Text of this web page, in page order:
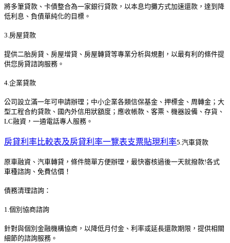
將多筆貸款、卡債整合為一家銀行貸款，以本息均攤方式加速還款，達到降
低利息、負債單純化的目標。
3.房屋貸款
提供二胎房貸、房屋增貸、房屋轉貸等專業分析與規劃，以最有利的條件提
供您房貸諮詢服務。
4.企業貸款
公司設立滿一年可申請辦理；中小企業各類信保基金、押標金、周轉金；大
型工程合約貸款、國內外信用狀額度；應收帳款、客票、機器設備、存貨、
LC融資，一通電話專人服務。
房貸利率比較表及房貸利率一覽表支票貼現利率5.汽車貸款
原車融資、汽車轉貸，條件簡單方便辦理，最快審核過後一天就撥款!各式
車種諮詢、免費估價！
債務清理諮詢：
1.個別協商諮詢
針對與個別金融機構協商，以降低月付金、利率或延長還款期限，提供相關
細節的諮詢服務。